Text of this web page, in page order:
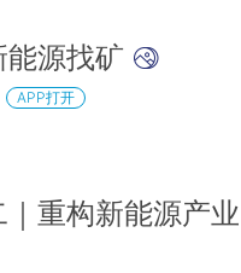
源找矿
APP打开
重构新能源产业